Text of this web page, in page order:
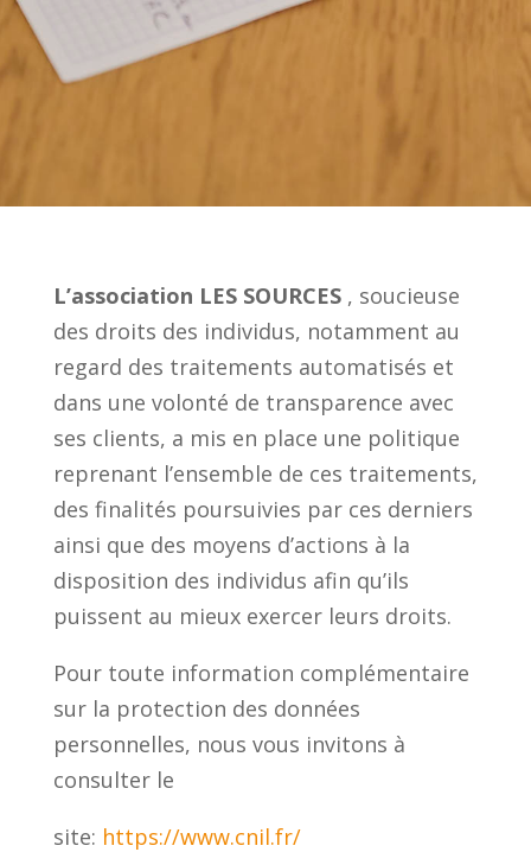
L’association LES SOURCES, soucieuse
des droits des individus, notamment au
regard des traitements automatisés et
dans une volonté de transparence avec
ses clients, a mis en place une politique
reprenant l’ensemble de ces traitements,
des finalités poursuivies par ces derniers
ainsi que des moyens d’actions à la
disposition des individus afin qu’ils
puissent au mieux exercer leurs droits.
Pour toute information complémentaire
sur la protection des données
personnelles, nous vous invitons à
consulter le
site: https://www.cnil.fr/